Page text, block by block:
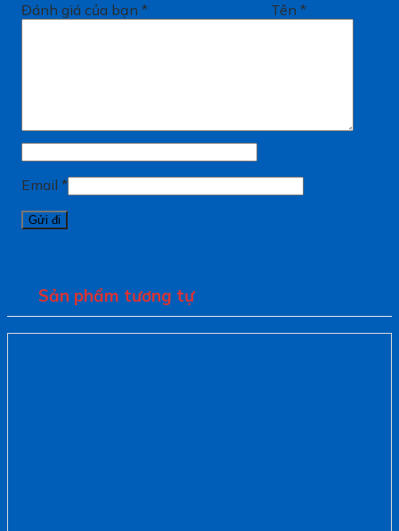
Đánh giá của bạn * Tên *
Email *
Sản phẩm tương tự